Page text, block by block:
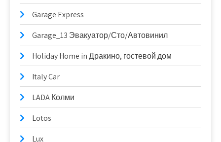
Garage Express
Garage_13 Эвакуатор/Сто/Автовинил
Holiday Home in Дракино, гостевой дом
Italy Car
LADA Колми
Lotos
Lux